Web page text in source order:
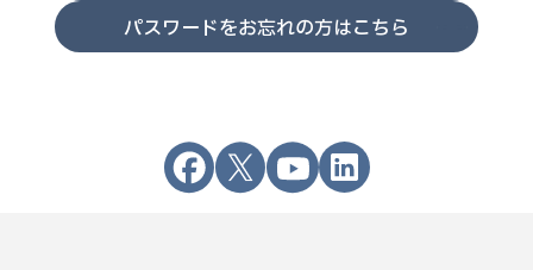
パスワードをお忘れの方はこちら